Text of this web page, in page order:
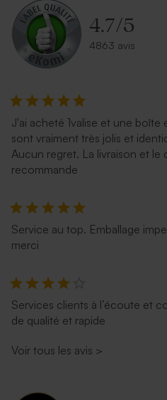
Enveloppe carrée noire avec
un rabat droit
4.7/5
4863 avis
J'ai acheté 1valise et une boîte
sont vraiment très jolis et
Aucun regret. La livraison et
recommande
Service au top. Emballage
merci
Services clients à l’écoute et
de qualité et rapide
Voir tous les avis >